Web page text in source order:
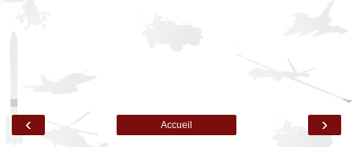
‹ ›
Accueil